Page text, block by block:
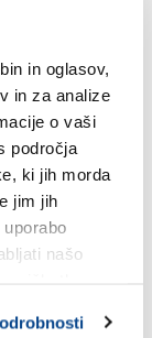
in oglasov,
in za analize
o vaši
področja
ki jih morda
jim jih
našo
po
Nemce kot
pa ne bi
Trsta, op. ur.)
Edoarda
župana